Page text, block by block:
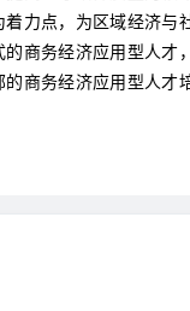
着力点，为区域经济与
商务经济应用型人才
的商务经济应用型人才